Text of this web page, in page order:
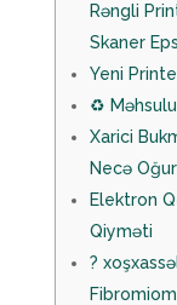
Rəngli
Skaner
Yeni
♻️
Xarici
Necə
Elektron
Qiyməti
?